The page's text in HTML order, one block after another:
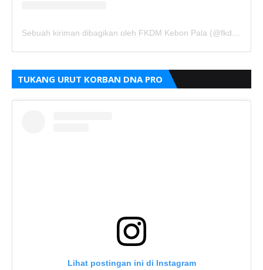
Sebuah kiriman dibagikan oleh FKDM Kebon Pala (@fkdm_kebonpala)
TUKANG URUT KORBAN DNA PRO
Lihat postingan ini di Instagram